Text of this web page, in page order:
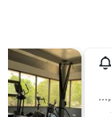
Teppakulam, تيروتشيرابالي, الهند